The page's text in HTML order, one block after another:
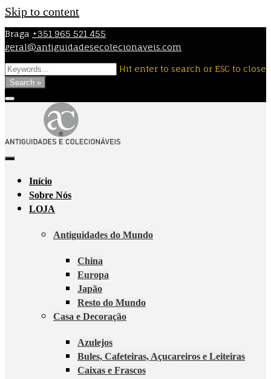
Skip to content
Braga +351 965 521 455
geral@antiguidadesecolecionaveis.com
Hit enter to search or ESC to close
Search »
Início
Sobre Nós
LOJA
Antiguidades do Mundo
China
Europa
Japão
Resto do Mundo
Casa e Decoração
Azulejos
Bules, Cafeteiras, Açucareiros e Leiteiras
Caixas e Frascos